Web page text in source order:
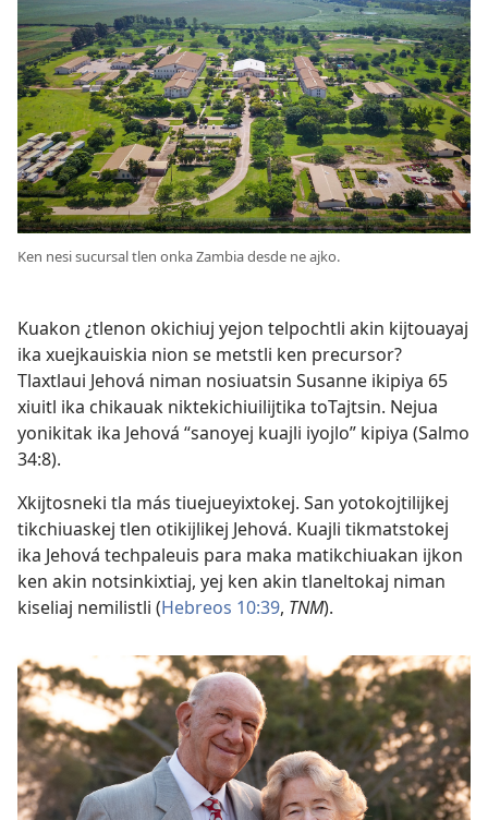
Ken nesi sucursal tlen onka Zambia desde ne ajko.
Kuakon ¿tlenon okichiuj yejon telpochtli akin kijtouayaj
ika xuejkauiskia nion se metstli ken precursor?
Tlaxtlaui Jehová niman nosiuatsin Susanne ikipiya 65
xiuitl ika chikauak niktekichiuilijtika toTajtsin. Nejua
yonikitak ika Jehová “sanoyej kuajli iyojlo” kipiya (Salmo
34:8).
Xkijtosneki tla más tiuejueyixtokej. San yotokojtilijkej
tikchiuaskej tlen otikijlikej Jehová. Kuajli tikmatstokej
ika Jehová techpaleuis para maka matikchiuakan ijkon
ken akin notsinkixtiaj, yej ken akin tlaneltokaj niman
kiseliaj nemilistli (Hebreos 10:39, TNM).